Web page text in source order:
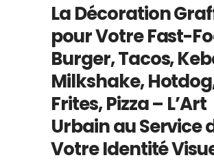
La Décoration
pour Votre Fast-
Burger, Tacos,
Milkshake,
Frites, Pizza – L’Art
Urbain au Service
Votre Identité